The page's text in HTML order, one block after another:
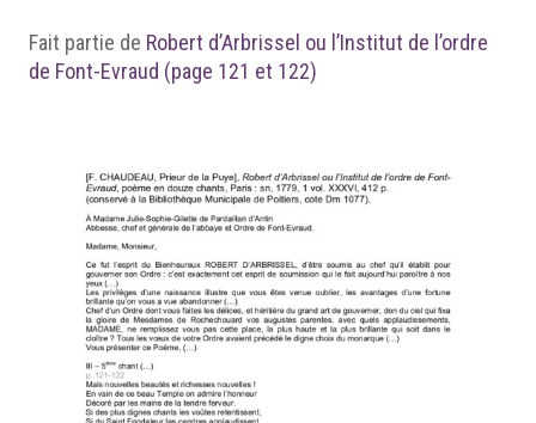
Fait partie de Robert d’Arbrissel ou l’Institut de l’ordre
de Font-Evraud (page 121 et 122)